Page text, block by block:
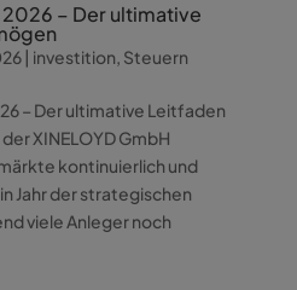
– Der ultimative
| investition, Steuern
– Der ultimative Leitfaden
XINELOYD GmbH
kontinuierlich und
Jahr der strategischen
viele Anleger noch